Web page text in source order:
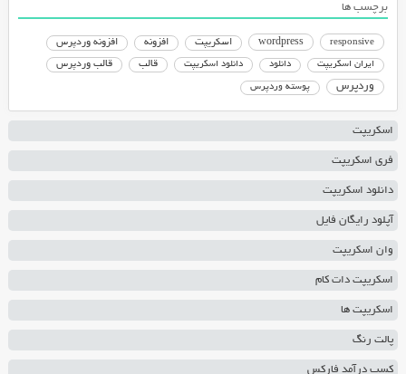
برچسب ها
responsive
wordpress اسکریپت افزونه افزونه وردپرس
ایران اسکریپت دانلود دانلود اسکریپت قالب قالب وردپرس
وردپرس پوسته وردپرس
اسکریپت
فری اسکریپت
دانلود اسکریپت
آپلود رایگان فایل
وان اسکریپت
اسکریپت دات کام
اسکریپت ها
پالت رنگ
کسب درآمد فارکس